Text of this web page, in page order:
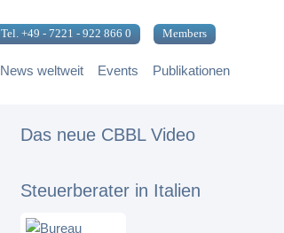
Tel. +49 - 7221 - 922 866 0 Members
News weltweit Events Publikationen
Das neue CBBL Video
Steuerberater in Italien